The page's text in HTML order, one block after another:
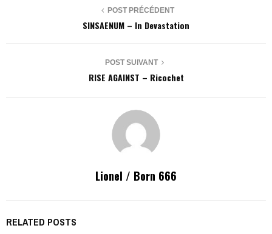
POST PRÉCÉDENT
SINSAENUM – In Devastation
POST SUIVANT
RISE AGAINST – Ricochet
Lionel / Born 666
RELATED POSTS